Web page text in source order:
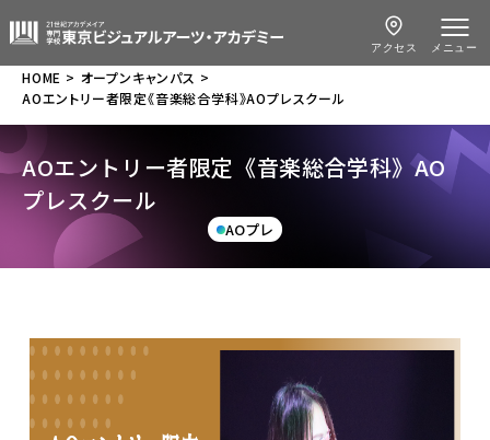
メニュー
アクセス
HOME
オープンキャンパス
AOエントリー者限定《音楽総合学科》AOプレスクール
AOエントリー者限定《音楽総合学科》AO
プレスクール
AOプレ